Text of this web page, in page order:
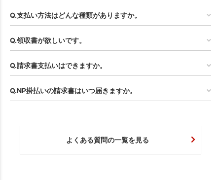
Q.支払い方法はどんな種類がありますか。
Q.領収書が欲しいです。
Q.請求書支払いはできますか。
Q.NP掛払いの請求書はいつ届きますか。
よくある質問の一覧を見る